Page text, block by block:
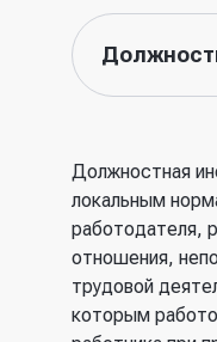
Должностная
локальным
работодателя,
отношения,
трудовой
которым